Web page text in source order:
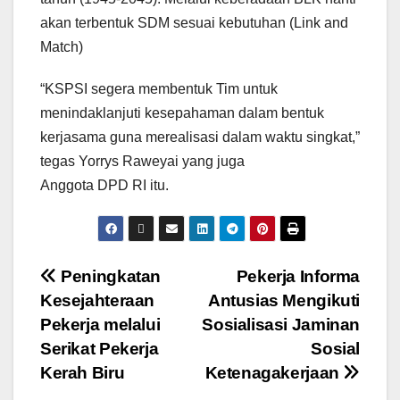
akan terbentuk SDM sesuai kebutuhan (Link and
Match)
“KSPSI segera membentuk Tim untuk
menindaklanjuti kesepahaman dalam bentuk
kerjasama guna merealisasi dalam waktu singkat,”
tegas Yorrys Raweyai yang juga
Anggota DPD RI itu.
Pekerja Informa
Antusias Mengikuti
Sosialisasi Jaminan
Sosial
Ketenagakerjaan
Peningkatan
Kesejahteraan
Pekerja melalui
Serikat Pekerja
Kerah Biru